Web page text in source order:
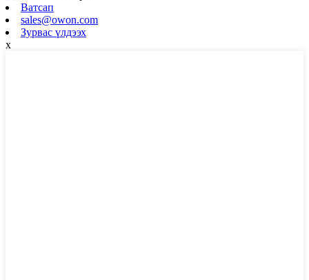
Ватсап
sales@owon.com
Зурвас үлдээх
x